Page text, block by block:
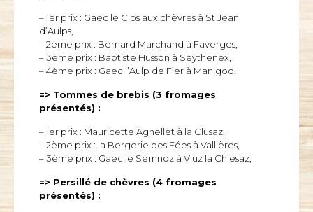
– 1er prix : Gaec le Clos aux chèvres à St Jean
d’Aulps,
– 2ème prix : Bernard Marchand à Faverges,
– 3ème prix : Baptiste Husson à Seythenex,
– 4ème prix : Gaec l’Aulp de Fier à Manigod,
=> Tommes de brebis (3 fromages
présentés) :
– 1er prix : Mauricette Agnellet à la Clusaz,
– 2ème prix : la Bergerie des Fées à Vallières,
– 3ème prix : Gaec le Semnoz à Viuz la Chiesaz,
=> Persillé de chèvres (4 fromages
présentés) :